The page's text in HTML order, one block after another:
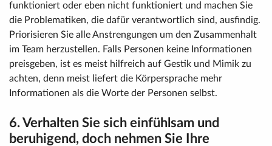
funktioniert oder eben nicht funktioniert und machen Sie
die Problematiken, die dafür verantwortlich sind, ausfindig.
Priorisieren Sie alle Anstrengungen um den Zusammenhalt
im Team herzustellen. Falls Personen keine Informationen
preisgeben, ist es meist hilfreich auf Gestik und Mimik zu
achten, denn meist liefert die Körpersprache mehr
Informationen als die Worte der Personen selbst.
6. Verhalten Sie sich einfühlsam und
beruhigend, doch nehmen Sie Ihre